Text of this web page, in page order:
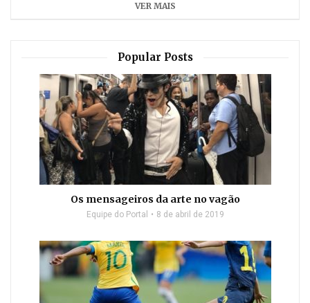
VER MAIS
Popular Posts
Os mensageiros da arte no vagão
Equipe do Portal 8 de abril de 2019